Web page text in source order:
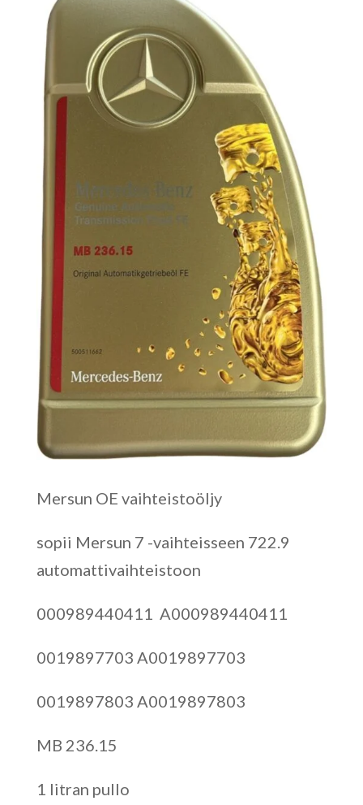
Mersun OE vaihteistoöljy
sopii Mersun 7 -vaihteisseen 722.9
automattivaihteistoon
000989440411 A000989440411
0019897703 A0019897703
0019897803 A0019897803
MB 236.15
1 litran pullo